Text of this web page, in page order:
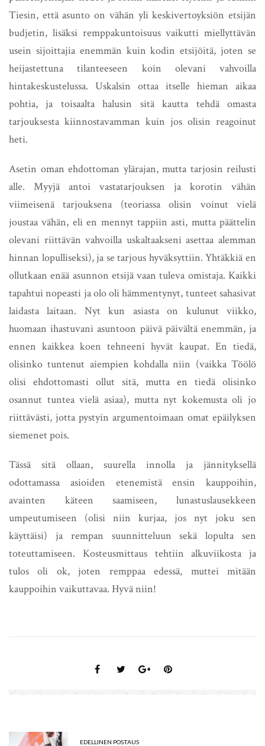
Tiesin, että asunto on vähän yli keskivertoyksiön etsijän
budjetin, lisäksi remppakuntoisuus vaikutti miellyttävän
usein sijoittajia enemmän kuin kodin etsijöitä, joten se
heijastettuna tilanteeseen koin olevani vahvoilla
hintakeskustelussa. Uskalsin ottaa itselle hieman aikaa
pohtia, ja toisaalta halusin sitä kautta tehdä omasta
tarjouksesta kiinnostavamman kuin jos olisin reagoinut
heti.
Asetin oman ehdottoman ylärajan, mutta tarjosin reilusti
alle. Myyjä antoi vastatarjouksen ja korotin vähän
viimeisenä tarjouksena (teoriassa olisin voinut vielä
joustaa vähän, eli en mennyt tappiin asti, mutta päättelin
olevani riittävän vahvoilla uskaltaakseni asettaa alemman
hinnan lopulliseksi), ja se tarjous hyväksyttiin. Yhtäkkiä en
ollutkaan enää asunnon etsijä vaan tuleva omistaja. Kaikki
tapahtui nopeasti ja olo oli hämmentynyt, tunteet sahasivat
laidasta laitaan. Nyt kun asiasta on kulunut viikko,
huomaan ihastuvani asuntoon päivä päivältä enemmän, ja
ennen kaikkea koen tehneeni hyvät kaupat. En tiedä,
olisinko tuntenut aiempien kohdalla niin (vaikka Töölö
olisi ehdottomasti ollut sitä, mutta en tiedä olisinko
osannut tuntea vielä asiaa), mutta nyt kokemusta oli jo
riittävästi, jotta pystyin argumentoimaan omat epäilyksen
siemenet pois.
Tässä sitä ollaan, suurella innolla ja jännityksellä
odottamassa asioiden etenemistä ensin kauppoihin,
avainten käteen saamiseen, lunastuslausekkeen
umpeutumiseen (olisi niin kurjaa, jos nyt joku sen
käyttäisi) ja rempan suunnitteluun sekä lopulta sen
toteuttamiseen. Kosteusmittaus tehtiin alkuviikosta ja
tulos oli ok, joten remppaa edessä, muttei mitään
kauppoihin vaikuttavaa. Hyvä niin!
EDELLINEN POSTAUS